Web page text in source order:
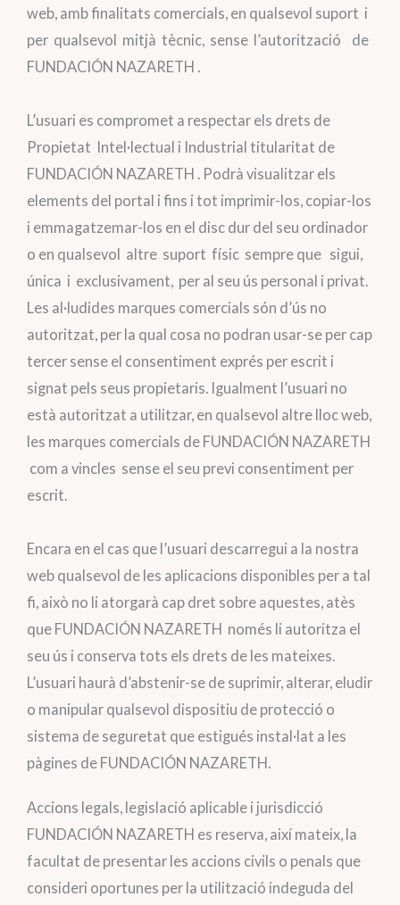
web, amb finalitats comercials, en qualsevol suport i
per qualsevol mitjà tècnic, sense l’autorització de
FUNDACIÓN NAZARETH .
L’usuari es compromet a respectar els drets de
Propietat Intel·lectual i Industrial titularitat de
FUNDACIÓN NAZARETH . Podrà visualitzar els
elements del portal i fins i tot imprimir-los, copiar-los
i emmagatzemar-los en el disc dur del seu ordinador
o en qualsevol altre suport físic sempre que sigui,
única i exclusivament, per al seu ús personal i privat.
Les al·ludides marques comercials són d’ús no
autoritzat, per la qual cosa no podran usar-se per cap
tercer sense el consentiment exprés per escrit i
signat pels seus propietaris. Igualment l’usuari no
està autoritzat a utilitzar, en qualsevol altre lloc web,
les marques comercials de FUNDACIÓN NAZARETH
com a vincles sense el seu previ consentiment per
escrit.
Encara en el cas que l’usuari descarregui a la nostra
web qualsevol de les aplicacions disponibles per a tal
fi, això no li atorgarà cap dret sobre aquestes, atès
que FUNDACIÓN NAZARETH només li autoritza el
seu ús i conserva tots els drets de les mateixes.
L’usuari haurà d’abstenir-se de suprimir, alterar, eludir
o manipular qualsevol dispositiu de protecció o
sistema de seguretat que estigués instal·lat a les
pàgines de FUNDACIÓN NAZARETH.
Accions legals, legislació aplicable i jurisdicció
FUNDACIÓN NAZARETH es reserva, així mateix, la
facultat de presentar les accions civils o penals que
consideri oportunes per la utilització indeguda del